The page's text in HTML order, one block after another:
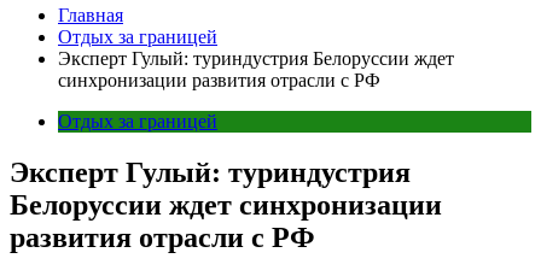
Главная
Отдых за границей
Эксперт Гулый: туриндустрия Белоруссии ждет
синхронизации развития отрасли с РФ
Отдых за границей
Эксперт Гулый: туриндустрия
Белоруссии ждет синхронизации
развития отрасли с РФ